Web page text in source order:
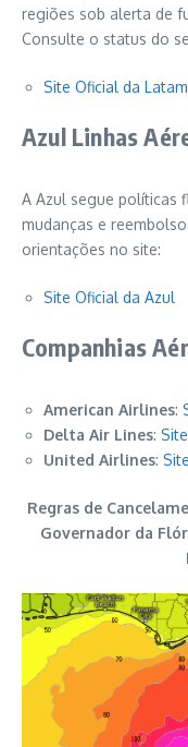
regiões sob alerta de
Consulte o status do
Site Oficial da Latam
Azul Linhas
A Azul segue políticas
mudanças e
orientações no site:
Site Oficial da Azul
Companhias
American Airlines:
Delta Air Lines:
United Airlines:
Regras de
Governador da